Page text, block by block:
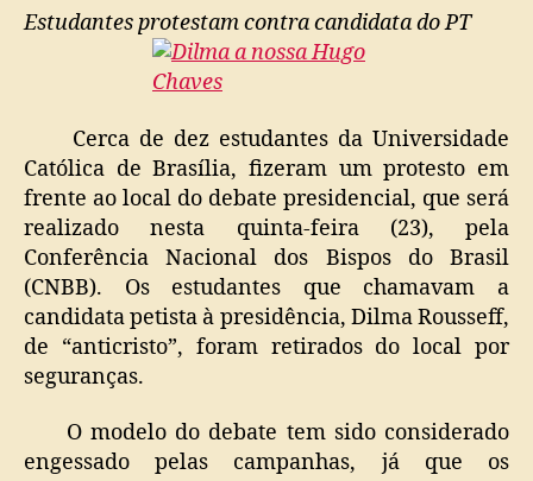
Estudantes protestam contra candidata do PT
Cerca de dez estudantes da Universidade
Católica de Brasília, fizeram um protesto em
frente ao local do debate presidencial, que será
realizado nesta quinta-feira (23), pela
Conferência Nacional dos Bispos do Brasil
(CNBB). Os estudantes que chamavam a
candidata petista à presidência, Dilma Rousseff,
de “anticristo”, foram retirados do local por
seguranças.
O modelo do debate tem sido considerado
engessado pelas campanhas, já que os